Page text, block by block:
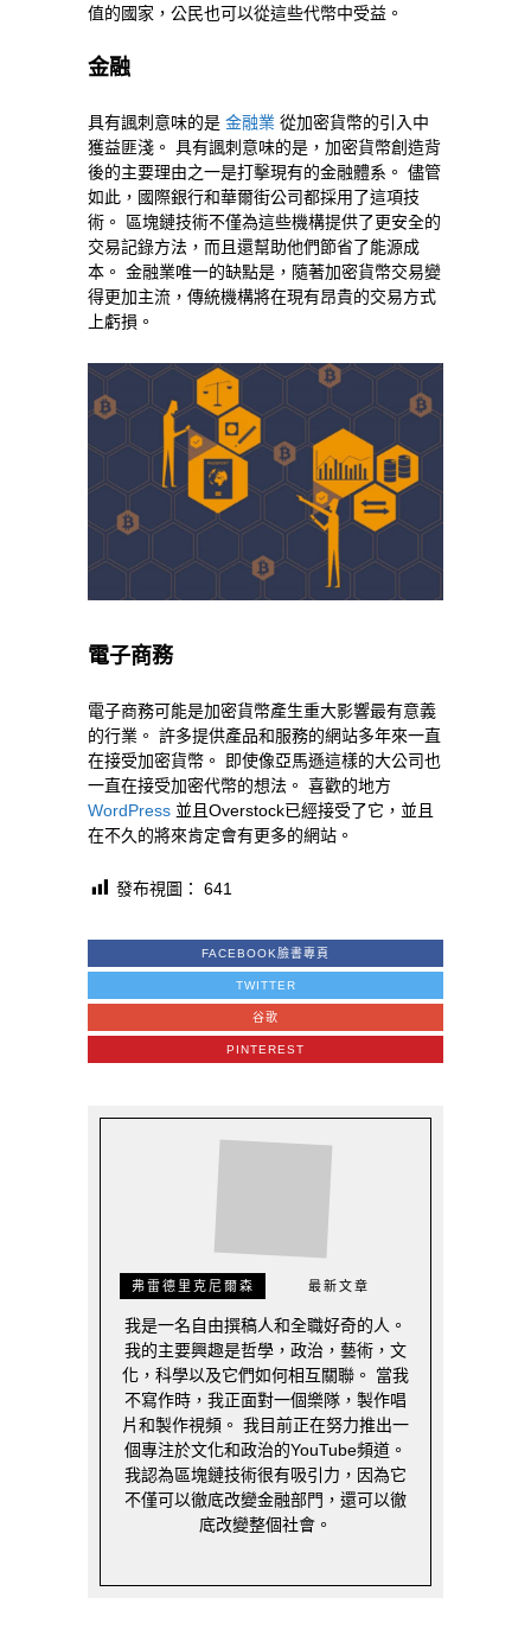
值的國家，公民也可以從這些代幣中受益。
金融
具有諷刺意味的是 金融業 從加密貨幣的引入中
獲益匪淺。 具有諷刺意味的是，加密貨幣創造背
後的主要理由之一是打擊現有的金融體系。 儘管
如此，國際銀行和華爾街公司都採用了這項技
術。 區塊鏈技術不僅為這些機構提供了更安全的
交易記錄方法，而且還幫助他們節省了能源成
本。 金融業唯一的缺點是，隨著加密貨幣交易變
得更加主流，傳統機構將在現有昂貴的交易方式
上虧損。
電子商務
電子商務可能是加密貨幣產生重大影響最有意義
的行業。 許多提供產品和服務的網站多年來一直
在接受加密貨幣。 即使像亞馬遜這樣的大公司也
一直在接受加密代幣的想法。 喜歡的地方
WordPress 並且Overstock已經接受了它，並且
在不久的將來肯定會有更多的網站。
發布視圖： 641
FACEBOOK臉書專頁
TWITTER
谷歌
PINTEREST
弗雷德里克尼爾森 最新文章
我是一名自由撰稿人和全職好奇的人。
我的主要興趣是哲學，政治，藝術，文
化，科學以及它們如何相互關聯。 當我
不寫作時，我正面對一個樂隊，製作唱
片和製作視頻。 我目前正在努力推出一
個專注於文化和政治的YouTube頻道。
我認為區塊鏈技術很有吸引力，因為它
不僅可以徹底改變金融部門，還可以徹
底改變整個社會。